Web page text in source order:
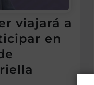
viajará a
en